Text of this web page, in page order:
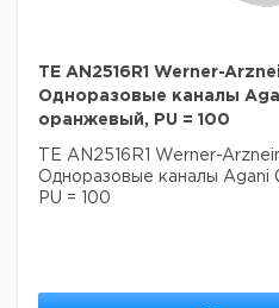
TE AN2516R1 Werner-
Одноразовые каналы
оранжевый, PU = 100
TE AN2516R1 Werner-
Одноразовые каналы Agani
PU = 100